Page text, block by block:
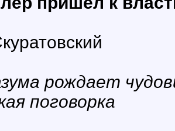
рождает
поговорка